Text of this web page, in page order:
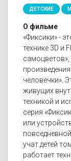
ДЕТСКИЕ
О фильме
«Фиксики» -
технике 3D и
человечки».
живущих
техникой и
серия
или
учат детей
работает